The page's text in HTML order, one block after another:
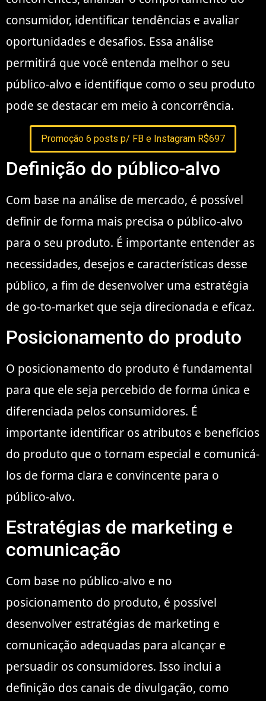
consumidor, identificar tendências e avaliar
oportunidades e desafios. Essa análise
permitirá que você entenda melhor o seu
público-alvo e identifique como o seu produto
pode se destacar em meio à concorrência.
Promoção 6 posts p/ FB e Instagram R$697
Definição do público-alvo
Com base na análise de mercado, é possível
definir de forma mais precisa o público-alvo
para o seu produto. É importante entender as
necessidades, desejos e características desse
público, a fim de desenvolver uma estratégia
de go-to-market que seja direcionada e eficaz.
Posicionamento do produto
O posicionamento do produto é fundamental
para que ele seja percebido de forma única e
diferenciada pelos consumidores. É
importante identificar os atributos e benefícios
do produto que o tornam especial e comunicá-
los de forma clara e convincente para o
público-alvo.
Estratégias de marketing e
comunicação
Com base no público-alvo e no
posicionamento do produto, é possível
desenvolver estratégias de marketing e
comunicação adequadas para alcançar e
persuadir os consumidores. Isso inclui a
definição dos canais de divulgação, como